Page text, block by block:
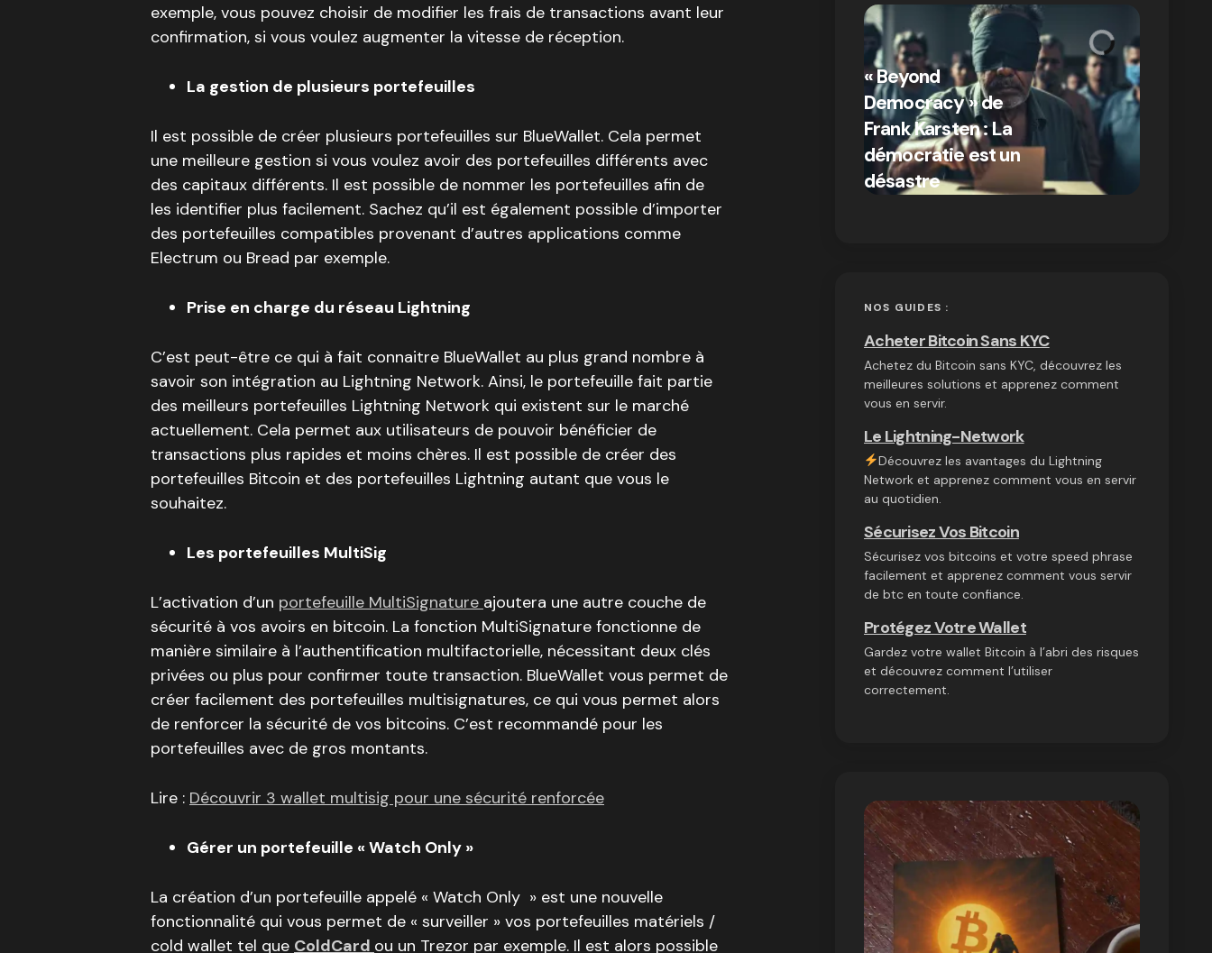
exemple, vous pouvez choisir de modifier les frais de transactions avant leur
confirmation, si vous voulez augmenter la vitesse de réception.
La gestion de plusieurs portefeuilles
Il est possible de créer plusieurs portefeuilles sur BlueWallet. Cela permet
une meilleure gestion si vous voulez avoir des portefeuilles différents avec
des capitaux différents. Il est possible de nommer les portefeuilles afin de
les identifier plus facilement. Sachez qu’il est également possible d’importer
des portefeuilles compatibles provenant d’autres applications comme
Electrum ou Bread par exemple.
Prise en charge du réseau Lightning
C’est peut-être ce qui à fait connaitre BlueWallet au plus grand nombre à
savoir son intégration au Lightning Network. Ainsi, le portefeuille fait partie
des meilleurs portefeuilles Lightning Network qui existent sur le marché
actuellement. Cela permet aux utilisateurs de pouvoir bénéficier de
transactions plus rapides et moins chères. Il est possible de créer des
portefeuilles Bitcoin et des portefeuilles Lightning autant que vous le
souhaitez.
Les portefeuilles MultiSig
L’activation d’un portefeuille MultiSignature ajoutera une autre couche de
sécurité à vos avoirs en bitcoin. La fonction MultiSignature fonctionne de
manière similaire à l’authentification multifactorielle, nécessitant deux clés
privées ou plus pour confirmer toute transaction. BlueWallet vous permet de
créer facilement des portefeuilles multisignatures, ce qui vous permet alors
de renforcer la sécurité de vos bitcoins. C’est recommandé pour les
portefeuilles avec de gros montants.
Lire : Découvrir 3 wallet multisig pour une sécurité renforcée
Gérer un portefeuille « Watch Only »
La création d’un portefeuille appelé « Watch Only » est une nouvelle
fonctionnalité qui vous permet de « surveiller » vos portefeuilles matériels /
cold wallet tel que ColdCard ou un Trezor par exemple. Il est alors possible
« Beyond
Democracy » de
Frank Karsten : La
démocratie est un
désastre
on 03/10/2024
NOS GUIDES :
Acheter Bitcoin Sans KYC
Achetez du Bitcoin sans KYC, découvrez les
meilleures solutions et apprenez comment
vous en servir.
Le Lightning-Network
Découvrez les avantages du Lightning
Network et apprenez comment vous en servir
au quotidien.
Sécurisez Vos Bitcoin
Sécurisez vos bitcoins et votre speed phrase
facilement et apprenez comment vous servir
de btc en toute confiance.
Protégez Votre Wallet
Gardez votre wallet Bitcoin à l’abri des risques
et découvrez comment l’utiliser
correctement.